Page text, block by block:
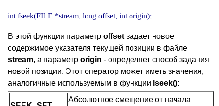
int fseek(FILE *stream, long offset, int origin);
В этой функции параметр offset задает новое
содержимое указателя текущей позиции в файле
stream, а параметр origin - определяет способ задания
новой позиции. Этот оператор может иметь значения,
аналогичные используемым в функции lseek():
Абсолютное смещение от начала